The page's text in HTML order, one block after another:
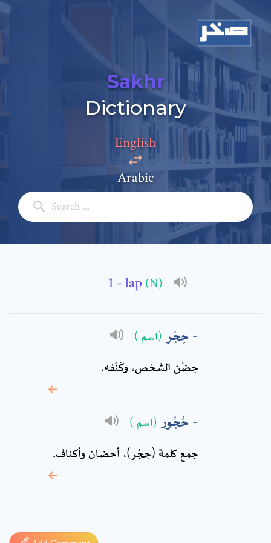
Sakhr
Dictionary
English
Arabic
- lap (N)
حِجْر (اسم )
حِضْن الشخص‏، وكَنَفه.
حُجُور (اسم )
جمع كلمة (حِجْر)، أحضان وأكناف.
Add a comment
Full Name: *
* sign, it means are
required fields